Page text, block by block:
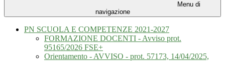
Menu di
navigazione
PN SCUOLA E COMPETENZE 2021-2027
FORMAZIONE DOCENTI - Avviso prot.
95165/2026 FSE+
Orientamento - AVVISO - prot. 57173, 14/04/2025,